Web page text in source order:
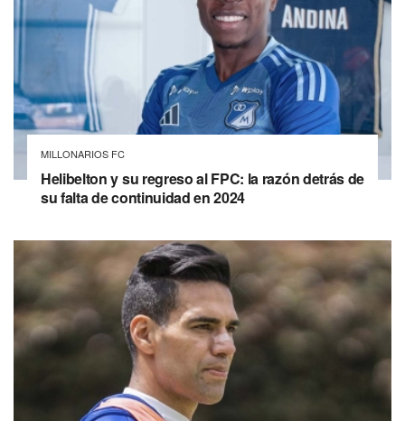
MILLONARIOS FC
Helibelton y su regreso al FPC: la razón detrás de
su falta de continuidad en 2024